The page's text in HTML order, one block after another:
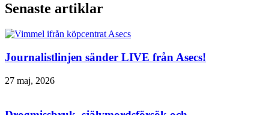
Senaste artiklar
Journalistlinjen sänder LIVE från Asecs!
27 maj, 2026